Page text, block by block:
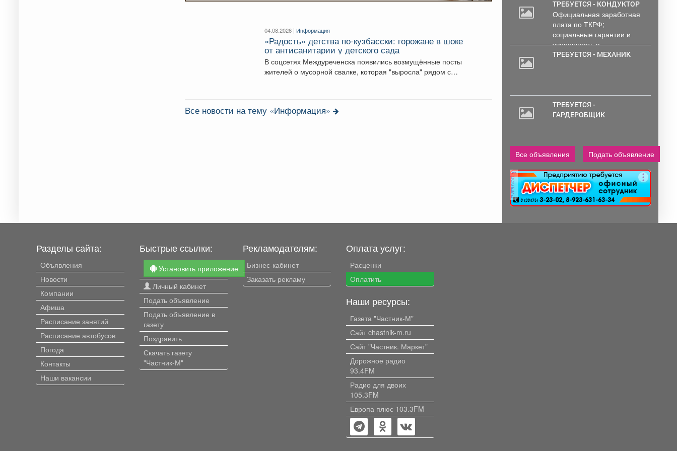
04.08.2026 | Информация
«Радость» детства по-кузбасски: горожане в шоке
от антисанитарии у детского сада
В соцсетях Междуреченска появились возмущённые посты
жителей о мусорной свалке, которая "выросла" рядом с
Все новости на тему «Информация»
ТРЕБУЕТСЯ - КОНДУКТОР
Официальная заработная
плата по ТКРФ;
социальные гарантии и
уверенность в...
ТРЕБУЕТСЯ - МЕХАНИК
ТРЕБУЕТСЯ -
ГАРДЕРОБЩИК
Все объявления Подать объявление
реклама
Разделы сайта:
Объявления
Новости
Компании
Афиша
Расписание занятий
Расписание автобусов
Погода
Контакты
Наши вакансии
Быстрые ссылки:
Установить приложение
Личный кабинет
Подать объявление
Подать объявление в
газету
Поздравить
Скачать газету
"Частник-М"
Рекламодателям:
Бизнес-кабинет
Заказать рекламу
Оплата услуг:
Расценки
Оплатить
Наши ресурсы:
Газета "Частник-М"
Сайт chastnik-m.ru
Сайт "Частник. Маркет"
Дорожное радио
93.4FM
Радио для двоих
105.3FM
Европа плюс 103.3FM